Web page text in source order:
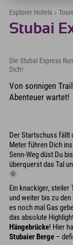
Explorer Hotels ›
Stubai
Die Stubai Express
Dich!
Von sonnigen
Abenteuer wartet!
Der Startschuss fällt
Meter führen Dich
Senn-Weg düst Du
überquerst das Tal
🌞
Ein knackiger, steiler
und weiter bis zu
es noch mal Gas
das absolute
Hängebrücke! Hier
Stubaier Berge –